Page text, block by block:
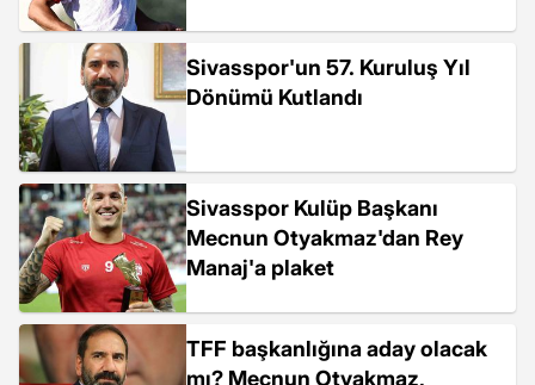
Sivasspor'un 57. Kuruluş Yıl
Dönümü Kutlandı
Sivasspor Kulüp Başkanı
Mecnun Otyakmaz'dan Rey
Manaj'a plaket
TFF başkanlığına aday olacak
mı? Mecnun Otyakmaz,